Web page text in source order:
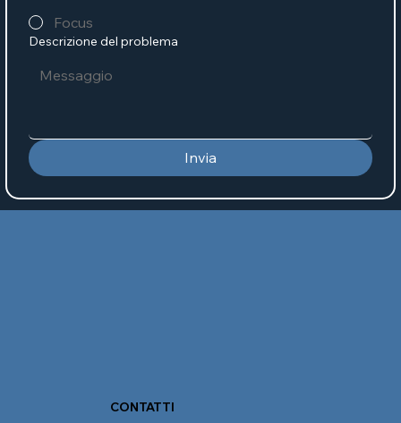
Focus
Descrizione del problema
Invia
CONTATTI